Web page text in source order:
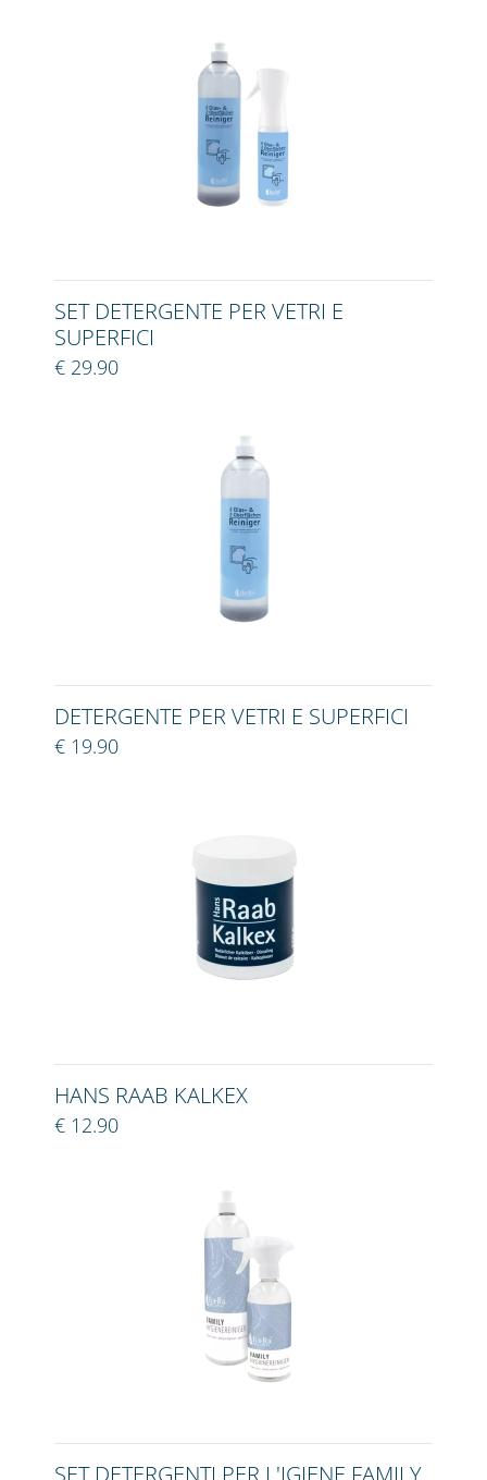
SET DETERGENTE PER VETRI E
SUPERFICI
€ 29.90
DETERGENTE PER VETRI E SUPERFICI
€ 19.90
HANS RAAB KALKEX
€ 12.90
SET DETERGENTI PER L'IGIENE FAMILY